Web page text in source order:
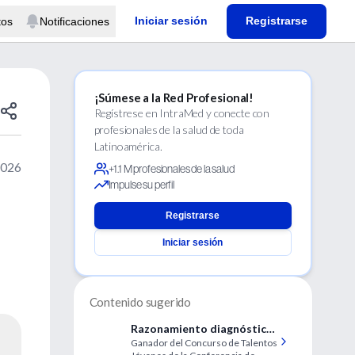
Notificaciones Iniciar sesión Registrarse
¡Súmese a la Red Profesional!
Regístrese en IntraMed y conecte con
profesionales de la salud de toda
Latinoamérica.
+1.1 M profesionales de la salud
Impulse su perfil
Registrarse
Iniciar sesión
Contenido sugerido
Razonamiento diagnóstico
en aplasia pura eritroide de
Ganador del Concurso de Talentos